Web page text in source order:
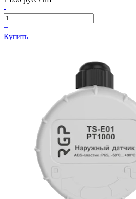
-
+
Купить